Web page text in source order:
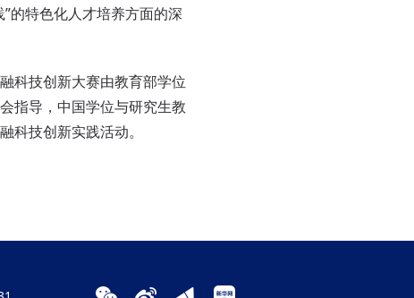
的特色化人才培养方面的深
科技创新大赛由教育部学位
指导，中国学位与研究生教
科技创新实践活动。